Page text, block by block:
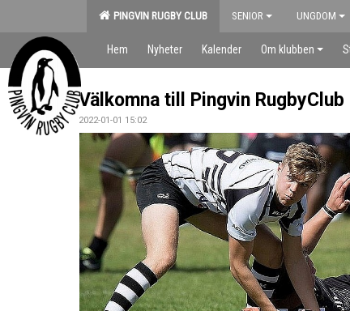
PINGVIN RUGBY CLUB SENIOR UNGDOM
Hem Nyheter Kalender Om klubben
Välkomna till Pingvin RugbyClub
2022-01-01 15:02